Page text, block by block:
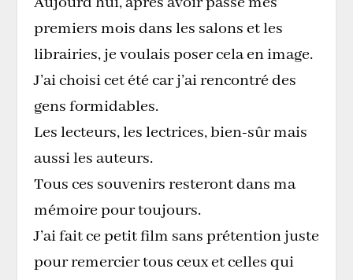
premiers mois dans les salons et les
librairies, je voulais poser cela en image.
J’ai choisi cet été car j’ai rencontré des
gens formidables.
Les lecteurs, les lectrices, bien-sûr mais
aussi les auteurs.
Tous ces souvenirs resteront dans ma
mémoire pour toujours.
J’ai fait ce petit film sans prétention juste
pour remercier tous ceux et celles qui